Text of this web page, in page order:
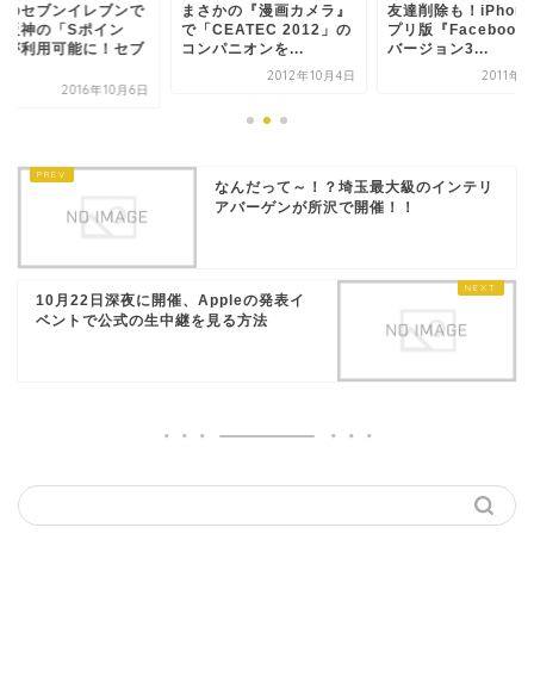
のセブンイレブンで
阪神の「Sポイン
が利用可能に！セブ
2016年10月6日
まさかの『漫画カメラ』
で「CEATEC 2012」の
コンパニオンを...
2012年10月4日
友達削除も！
プリ版『Facebook
バージョン3...
2011年4
なんだって～！？埼玉最大級のインテリ
アバーゲンが所沢で開催！！
10月22日深夜に開催、Appleの発表イ
ベントで公式の生中継を見る方法